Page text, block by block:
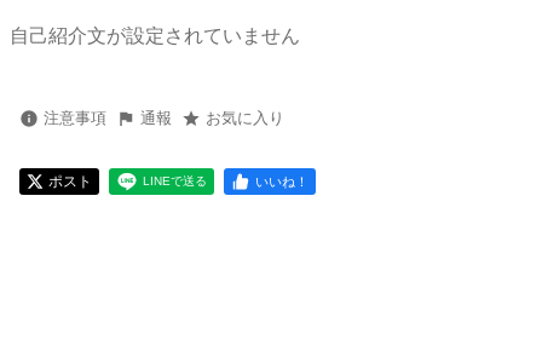
自己紹介文が設定されていません
注意事項 通報 お気に入り
ポスト LINEで送る いいね！